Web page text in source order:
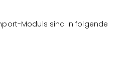
Moduls sind in folgende